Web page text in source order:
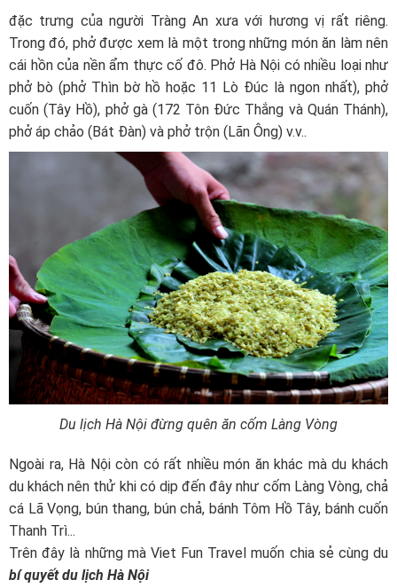
đặc trưng của người Tràng An xưa với hương vị rất riêng.
Trong đó, phở được xem là một trong những món ăn làm nên
cái hồn của nền ẩm thực cố đô. Phở Hà Nội có nhiều loại như
phở bò (phở Thìn bờ hồ hoặc 11 Lò Đúc là ngon nhất), phở
cuốn (Tây Hồ), phở gà (172 Tôn Đức Thắng và Quán Thánh),
phở áp chảo (Bát Đàn) và phở trộn (Lãn Ông) v.v..
Du lịch Hà Nội đừng quên ăn cốm Làng Vòng
Ngoài ra, Hà Nội còn có rất nhiều món ăn khác mà du khách
du khách nên thử khi có dịp đến đây như cốm Làng Vòng, chả
cá Lã Vọng, bún thang, bún chả, bánh Tôm Hồ Tây, bánh cuốn
Thanh Trì...
Trên đây là những
bí quyết du lịch Hà Nội
mà Viet Fun Travel muốn chia sẻ cùng du